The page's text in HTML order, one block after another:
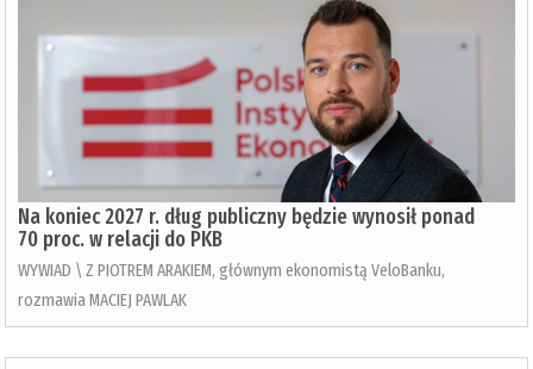
Na koniec 2027 r. dług publiczny będzie wynosił ponad
70 proc. w relacji do PKB
WYWIAD \ Z PIOTREM ARAKIEM, głównym ekonomistą VeloBanku,
rozmawia MACIEJ PAWLAK